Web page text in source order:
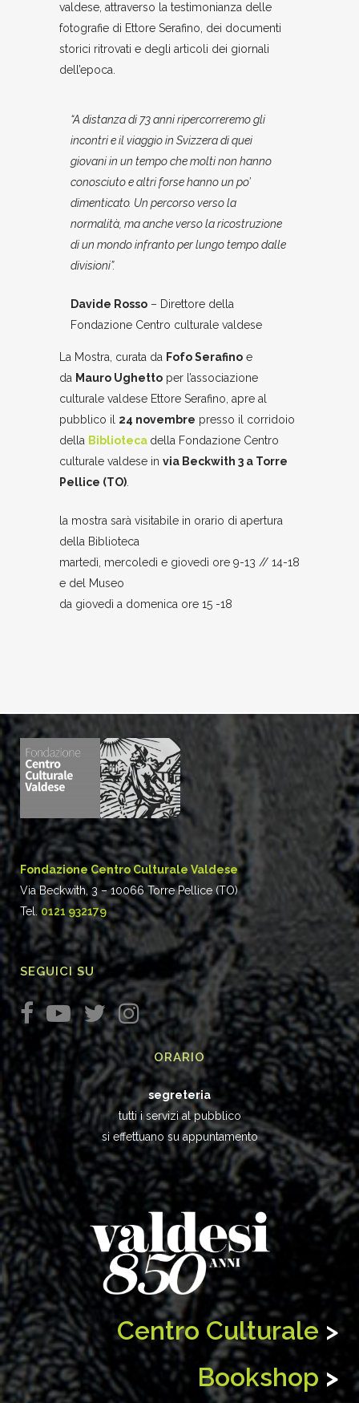
valdese, attraverso la testimonianza delle
fotografie di Ettore Serafino, dei documenti
storici ritrovati e degli articoli dei giornali
dell’epoca.
“A distanza di 73 anniripercorreremo gli
incontri e il viaggio in Svizzera di quei
giovani in un tempo che molti non hanno
conosciuto e altri forse hanno un po’
dimenticato. Un percorso verso la
normalità, ma anche verso la ricostruzione
di un mondo infranto per lungo tempo dalle
divisioni”.
Davide Rosso – Direttore della
Fondazione Centro culturale valdese
La Mostra, curata da Fofo Serafino e
da Mauro Ughetto per l’associazione
culturale valdese Ettore Serafino, apre al
pubblico il 24 novembre presso il corridoio
della Biblioteca della Fondazione Centro
culturale valdese in via Beckwith 3 a Torre
Pellice (TO).
la mostra sarà visitabile in orario di apertura
della Biblioteca
martedì, mercoledì e giovedì ore 9-13 // 14-18
e del Museo
da giovedì a domenica ore 15 -18
Fondazione Centro Culturale Valdese
Via Beckwith, 3 – 10066 Torre Pellice (TO)
Tel.0121 932179
SEGUICI SU
ORARIO
segreteria
tutti i servizi al pubblico
si effettuano su appuntamento
Centro Culturale >
Bookshop >